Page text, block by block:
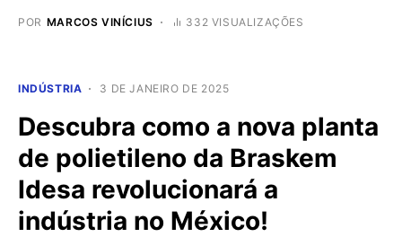
POR MARCOS VINÍCIUS 332 VISUALIZAÇÕES
INDÚSTRIA 3 DE JANEIRO DE 2025
Descubra como a nova planta
de polietileno da Braskem
Idesa revolucionará a
indústria no México!